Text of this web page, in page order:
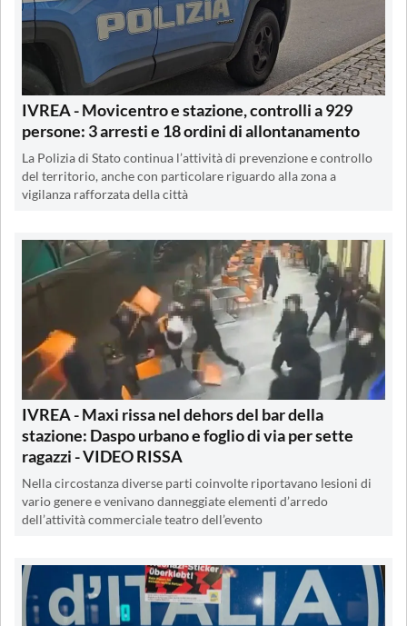
IVREA - Movicentro e stazione, controlli a 929
persone: 3 arresti e 18 ordini di allontanamento
La Polizia di Stato continua l’attività di prevenzione e controllo
del territorio, anche con particolare riguardo alla zona a
vigilanza rafforzata della città
IVREA - Maxi rissa nel dehors del bar della
stazione: Daspo urbano e foglio di via per sette
ragazzi - VIDEO RISSA
Nella circostanza diverse parti coinvolte riportavano lesioni di
vario genere e venivano danneggiate elementi d’arredo
dell’attività commerciale teatro dell’evento